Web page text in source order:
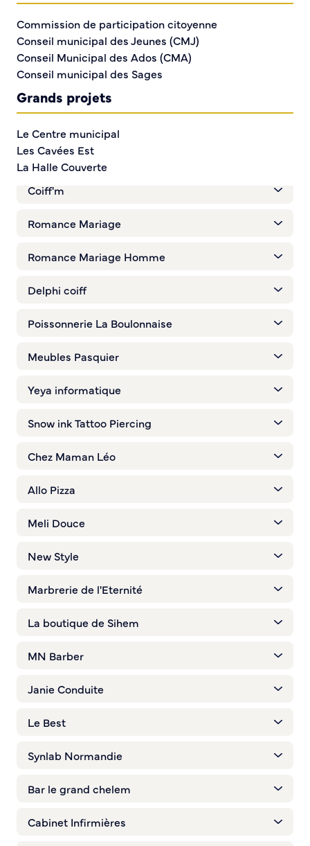
L'Etoile grill
D&H coupe barbier
Carrefour City
Flavor Vape
Coiff'm
Romance Mariage
Romance Mariage Homme
Delphi coiff
Poissonnerie La Boulonnaise
Meubles Pasquier
Yeya informatique
Snow ink Tattoo Piercing
Chez Maman Léo
Allo Pizza
Meli Douce
New Style
Marbrerie de l'Eternité
La boutique de Sihem
MN Barber
Janie Conduite
Le Best
Synlab Normandie
Bar le grand chelem
Cabinet Infirmières
Commission de participation citoyenne
Conseil municipal des Jeunes (CMJ)
Conseil Municipal des Ados (CMA)
Conseil municipal des Sages
Grands projets
Le Centre municipal
Les Cavées Est
La Halle Couverte